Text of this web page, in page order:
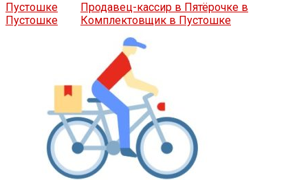
Пустошке
Продавец-кассир в Пятёрочке в
Пустошке
Комплектовщик в Пустошке